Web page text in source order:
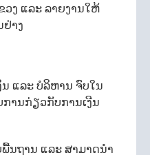
ງ ແລະ ລາຍງານໃຫ້
າງ
ແລະ ບໍລິຫານ ຈົບໃນ
ານກ່ຽວກັບການເງີນ
ນຖານ ແລະ ສາມາດນໍາ